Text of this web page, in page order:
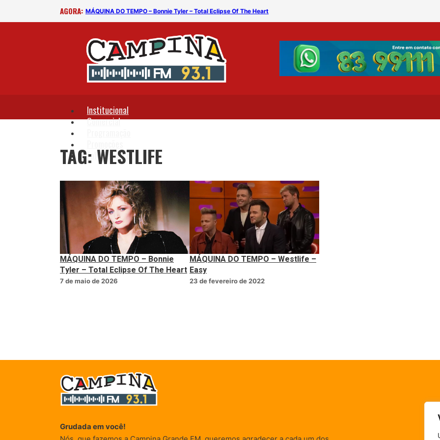
AGORA: MÁQUINA DO TEMPO – Bonnie Tyler – Total Eclipse Of The Heart
Institucional
Comercial
Fale Conosco
TAG: WESTLIFE
MÁQUINA DO TEMPO – Bonnie
Tyler – Total Eclipse Of The Heart
7 de maio de 2026
MÁQUINA DO TEMPO – Westlife –
Easy
23 de fevereiro de 2022
Grudada em você!